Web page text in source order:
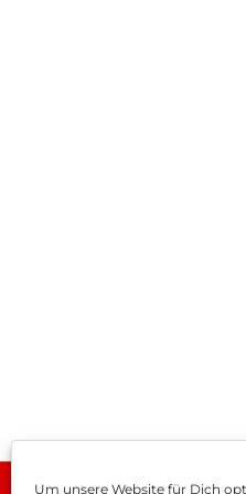
Um unsere Website für Dich